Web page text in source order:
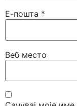
Е-пошта *
Веб место